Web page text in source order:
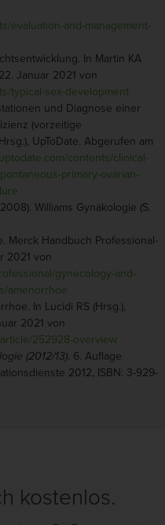
evaluation-and-management-
In Martin KA
Januar 2021 von
typical-sex-development
und Diagnose einer
(vorzeitige
UpToDate. Abgerufen am
contents/clinical-
primary-ovarian-
Williams Gynäkologie (S.
Merck Handbuch Professional-
2021 von
gynecology-and-
amenorrhoe
In Lucidi RS (Hrsg.),
2021 von
252928-overview
(2012/13). 6. Auflage
2012, ISBN: 3-929-
kostenlos.